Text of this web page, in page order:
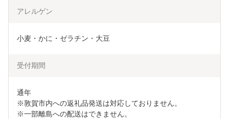
アレルゲン
小麦・かに・ゼラチン・大豆
受付期間
通年
※敦賀市内への返礼品発送は対応しておりません。
※一部離島への配送はできません。